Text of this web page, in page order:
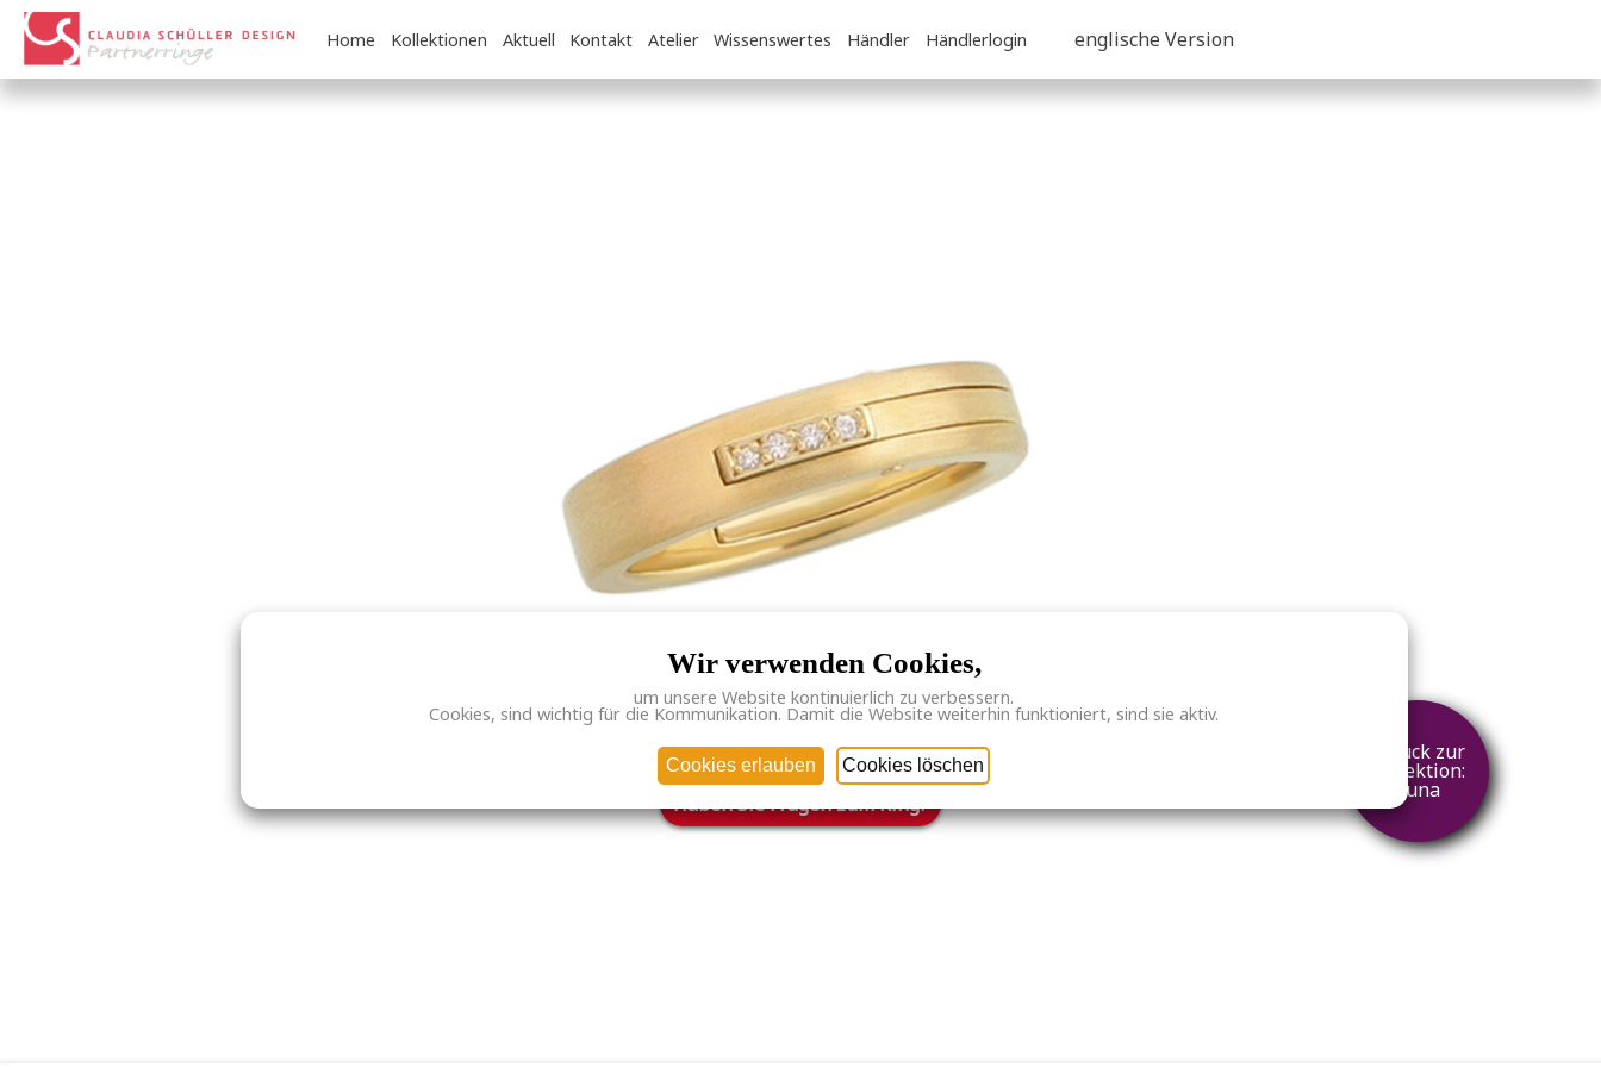
Home Kollektionen Aktuell Kontakt Atelier Wissenswertes Händler Händlerlogin englische Version
Luna 4,3/ 4 Br. zurück zur
Kollektion:
Luna
Haben Sie Fragen zum Ring?
Wir verwenden Cookies,
um unsere Website kontinuierlich zu verbessern.
Cookies, sind wichtig für die Kommunikation. Damit die Website weiterhin funktioniert, sind sie aktiv.
Cookies erlauben Cookies löschen